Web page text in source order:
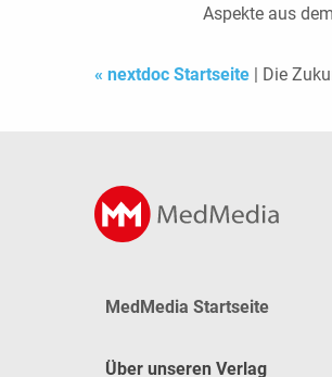
Aspekte aus
« nextdoc Startseite | Die
MedMedia Startseite
Über unseren Verlag